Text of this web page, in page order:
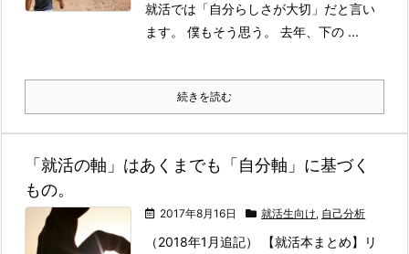
就活では「自分らしさが大切」だと言い
ます。 僕もそう思う。 去年、下の ...
続きを読む
「就活の軸」はあくまでも「自分軸」に基づく
もの。
2017年8月16日 就活生向け, 自己分析
（2018年1月追記） 【就活本まとめ】リ